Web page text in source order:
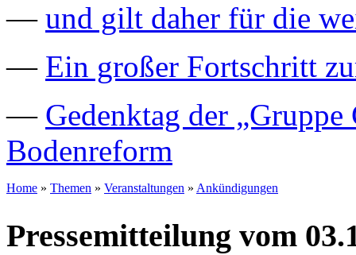
— und gilt daher für die
— Ein großer Fortschritt
— Gedenktag der
Bodenreform
Home » Themen » Veranstaltungen » Ankündigungen
Pressemitteilung vom